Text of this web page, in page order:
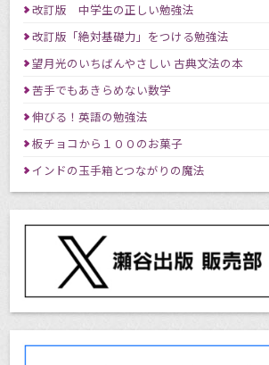
改訂版 中学生の正しい勉強法
改訂版「絶対基礎力」をつける勉強法
望月光のいちばんやさしい 古典文法の本
苦手でもあきらめない数学
伸びる！英語の勉強法
板チョコから１００のお菓子
インドの玉手箱とつながりの魔法